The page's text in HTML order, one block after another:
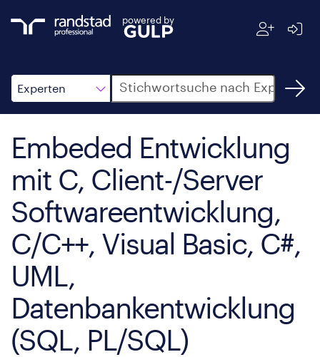
powered by
Experten
Suche
Embeded Entwicklung
mit C, Client-/Server
Softwareentwicklung,
C/C++, Visual Basic, C#,
UML,
Datenbankentwicklung
(SQL, PL/SQL)